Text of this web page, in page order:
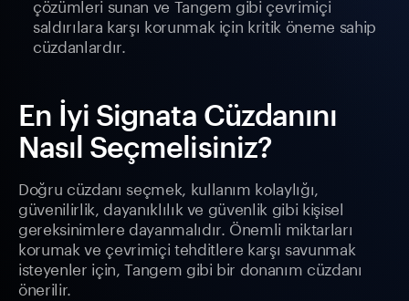
çözümleri sunan ve Tangem gibi çevrimiçi
saldırılara karşı korunmak için kritik öneme sahip
cüzdanlardır.
En İyi Signata Cüzdanını
Nasıl Seçmelisiniz?
Doğru cüzdanı seçmek, kullanım kolaylığı,
güvenilirlik, dayanıklılık ve güvenlik gibi kişisel
gereksinimlere dayanmalıdır. Önemli miktarları
korumak ve çevrimiçi tehditlere karşı savunmak
isteyenler için, Tangem gibi bir donanım cüzdanı
önerilir.